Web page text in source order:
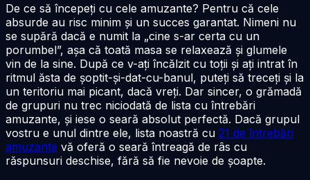
De ce să începeți cu cele amuzante? Pentru că cele
absurde au risc minim și un succes garantat. Nimeni nu
se supără dacă e numit la „cine s-ar certa cu un
porumbel”, așa că toată masa se relaxează și glumele
vin de la sine. După ce v-ați încălzit cu toții și ați intrat în
ritmul ăsta de șoptit-și-dat-cu-banul, puteți să treceți și la
un teritoriu mai picant, dacă vreți. Dar sincer, o grămadă
de grupuri nu trec niciodată de lista cu întrebări
amuzante, și iese o seară absolut perfectă. Dacă grupul
vostru e unul dintre ele, lista noastră cu 21 de întrebări
amuzante vă oferă o seară întreagă de râs cu
răspunsuri deschise, fără să fie nevoie de șoapte.